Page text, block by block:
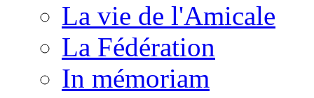
La vie de l'Amicale
La Fédération
In mémoriam